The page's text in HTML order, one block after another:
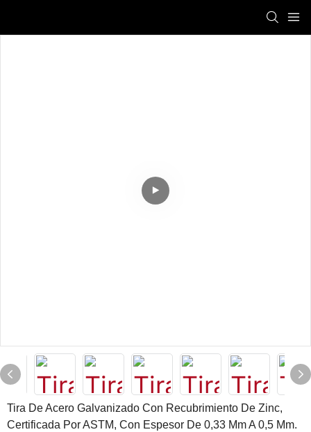
Tira De Acero Galvanizado Con Recubrimiento De Zinc,
Certificada Por ASTM, Con Espesor De 0,33 Mm A 0,5 Mm.